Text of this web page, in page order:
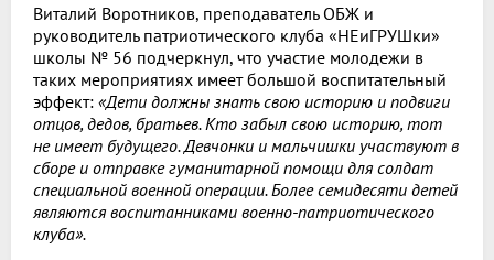
Виталий Воротников, преподаватель ОБЖ и
руководитель патриотического клуба «НЕиГРУШки»
школы № 56 подчеркнул, что участие молодежи в
таких мероприятиях имеет большой воспитательный
эффект: «Дети должны знать свою историю и подвиги
отцов, дедов, братьев. Кто забыл свою историю, тот
не имеет будущего. Девчонки и мальчишки участвуют в
сборе и отправке гуманитарной помощи для солдат
специальной военной операции. Более семидесяти детей
являются воспитанниками военно-патриотического
клуба».